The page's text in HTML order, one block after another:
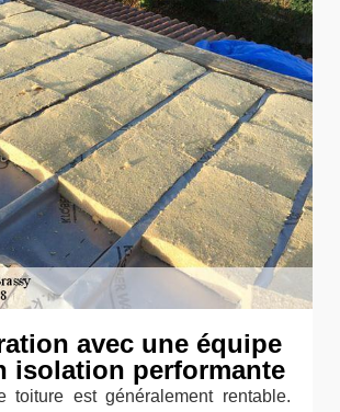
avec une équipe
isolation performante
toiture est généralement rentable.